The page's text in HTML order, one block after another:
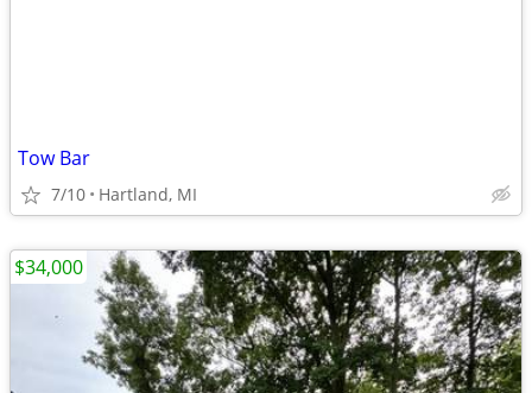
Tow Bar
7/10 Hartland, MI
$34,000